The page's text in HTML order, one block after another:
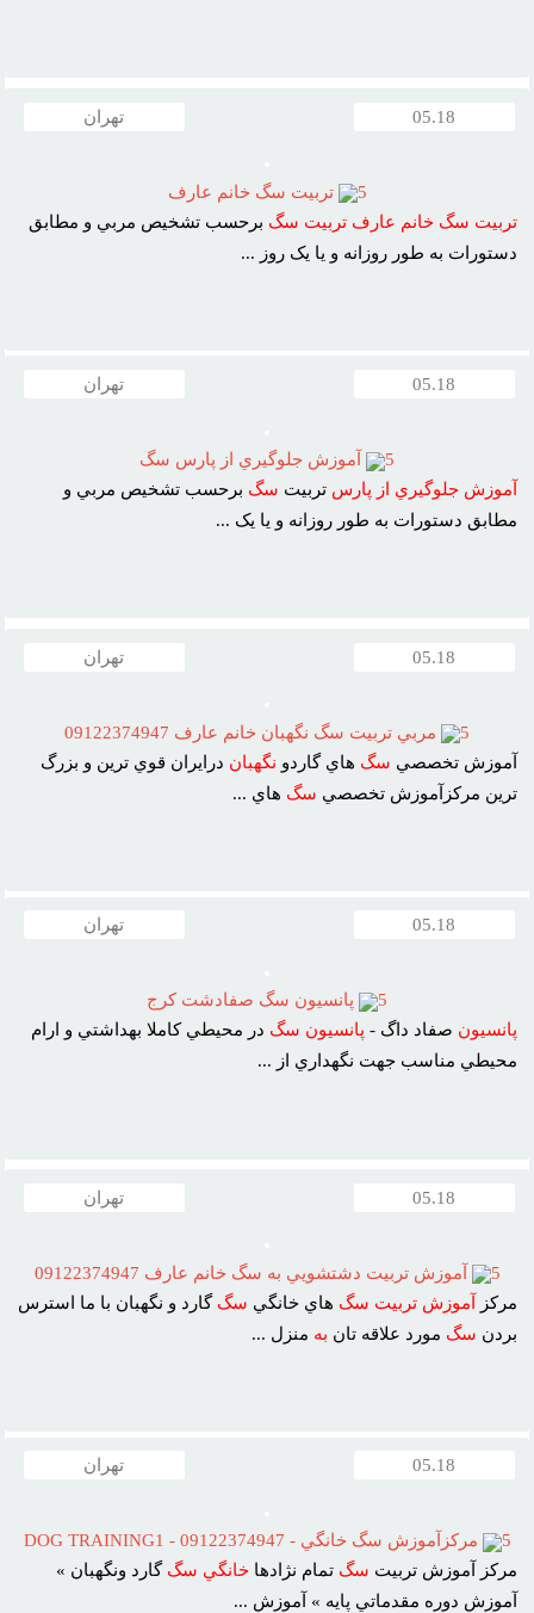
05.18 تهران
5
تربيت سگ خانم عارف
تربيت سگ خانم عارف تربيت سگ برحسب تشخيص مربي و مطابق
دستورات به طور روزانه و يا يک روز ...
05.18 تهران
5
آموزش جلوگيري از پارس سگ
آموزش جلوگيري از پارس تربيت سگ برحسب تشخيص مربي و
مطابق دستورات به طور روزانه و يا يک ...
05.18 تهران
5
مربي تربيت سگ نگهبان خانم عارف 09122374947
آموزش تخصصي سگ هاي گاردو نگهبان درايران قوي ترين و بزرگ
ترين مرکزآموزش تخصصي سگ هاي ...
05.18 تهران
5
پانسيون سگ صفادشت کرج
پانسيون صفاد داگ - پانسيون سگ در محيطي کاملا بهداشتي و ارام
محيطي مناسب جهت نگهداري از ...
05.18 تهران
5
آموزش تربيت دشتشويي به سگ خانم عارف 09122374947
مرکز
آموزش تربيت سگ هاي خانگي سگ گارد و نگهبان با ما استرس
بردن سگ مورد علاقه تان به منزل ...
05.18 تهران
5
مرکزآموزش سگ خانگي - 09122374947 - DOG TRAINING1
مرکز آموزش تربيت سگ تمام نژادهاخانگي سگ گارد ونگهبان »
آموزش دوره مقدماتي پايه » آموزش ...